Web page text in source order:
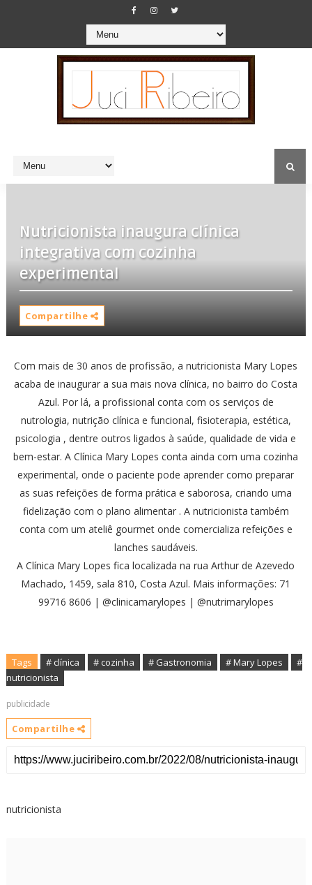
Nutricionista inaugura clínica
integrativa com cozinha
experimental
Compartilhe
Com mais de 30 anos de profissão, a nutricionista Mary Lopes
acaba de inaugurar a sua mais nova clínica, no bairro do Costa
Azul. Por lá, a profissional conta com os serviços de
nutrologia, nutrição clínica e funcional, fisioterapia, estética,
psicologia , dentre outros ligados à saúde, qualidade de vida e
bem-estar. A Clínica Mary Lopes conta ainda com uma cozinha
experimental, onde o paciente pode aprender como preparar
as suas refeições de forma prática e saborosa, criando uma
fidelização com o plano alimentar . A nutricionista também
conta com um ateliê gourmet onde comercializa refeições e
lanches saudáveis.
A Clínica Mary Lopes fica localizada na rua Arthur de Azevedo
Machado, 1459, sala 810, Costa Azul. Mais informações: 71
99716 8606 | @clinicamarylopes | @nutrimarylopes
Tags # clínica # cozinha # Gastronomia # Mary Lopes
#
nutricionista
publicidade
Compartilhe
nutricionista